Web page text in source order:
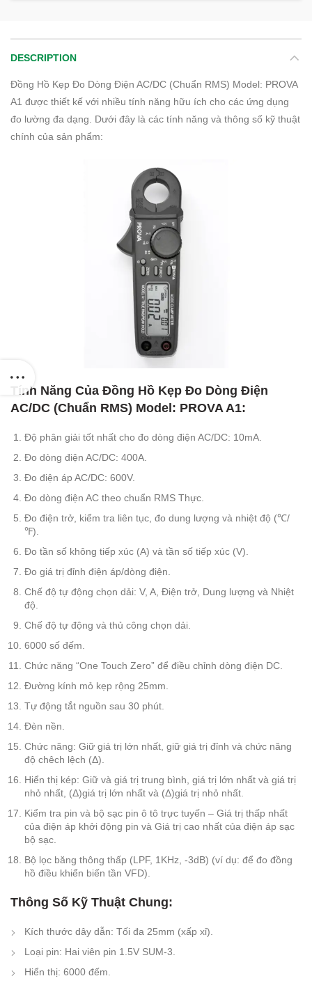
DESCRIPTION
Đồng Hồ Kẹp Đo Dòng Điện AC/DC (Chuẩn RMS) Model: PROVA
A1 được thiết kế với nhiều tính năng hữu ích cho các ứng dụng
đo lường đa dạng. Dưới đây là các tính năng và thông số kỹ thuật
chính của sản phẩm:
Tính Năng Của Đồng Hồ Kẹp Đo Dòng Điện
AC/DC (Chuẩn RMS) Model: PROVA A1:
Độ phân giải tốt nhất cho đo dòng điện AC/DC: 10mA.
Đo dòng điện AC/DC: 400A.
Đo điện áp AC/DC: 600V.
Đo dòng điện AC theo chuẩn RMS Thực.
Đo điện trở, kiểm tra liên tục, đo dung lượng và nhiệt độ (℃/
℉).
Đo tần số không tiếp xúc (A) và tần số tiếp xúc (V).
Đo giá trị đỉnh điện áp/dòng điện.
Chế độ tự động chọn dải: V, A, Điện trở, Dung lượng và Nhiệt
độ.
Chế độ tự động và thủ công chọn dải.
6000 số đếm.
Chức năng “One Touch Zero” để điều chỉnh dòng điện DC.
Đường kính mỏ kẹp rộng 25mm.
Tự động tắt nguồn sau 30 phút.
Đèn nền.
Chức năng: Giữ giá trị lớn nhất, giữ giá trị đỉnh và chức năng
độ chêch lệch (Δ).
Hiển thị kép: Giữ và giá trị trung bình, giá trị lớn nhất và giá trị
nhỏ nhất, (Δ)giá trị lớn nhất và (Δ)giá trị nhỏ nhất.
Kiểm tra pin và bộ sạc pin ô tô trực tuyến – Giá trị thấp nhất
của điện áp khởi động pin và Giá trị cao nhất của điện áp sạc
bộ sạc.
Bộ lọc băng thông thấp (LPF, 1KHz, -3dB) (ví dụ: để đo đồng
hồ điều khiển biến tần VFD).
Thông Số Kỹ Thuật Chung:
Kích thước dây dẫn: Tối đa 25mm (xấp xỉ).
Loại pin: Hai viên pin 1.5V SUM-3.
Hiển thị: 6000 đếm.